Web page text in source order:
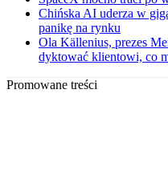
Chińska AI uderza w
panikę na rynku
Ola Källenius, prezes
dyktować klientowi, co
Promowane treści